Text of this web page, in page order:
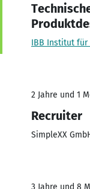
IBB Institut für
2 Jahre und 1
Recruiter
SimpleXX
3 Jahre und 8